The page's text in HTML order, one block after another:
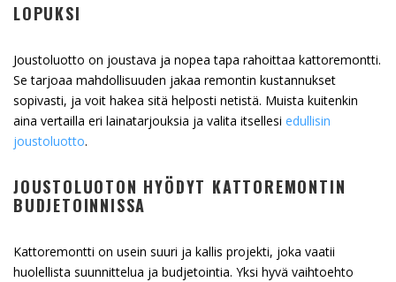
LOPUKSI
Joustoluotto on joustava ja nopea tapa rahoittaa kattoremontti.
Se tarjoaa mahdollisuuden jakaa remontin kustannukset
sopivasti, ja voit hakea sitä helposti netistä. Muista kuitenkin
aina vertailla eri lainatarjouksia ja valita itsellesi edullisin
joustoluotto.
JOUSTOLUOTON HYÖDYT KATTOREMONTIN
BUDJETOINNISSA
Kattoremontti on usein suuri ja kallis projekti, joka vaatii
huolellista suunnittelua ja budjetointia. Yksi hyvä vaihtoehto